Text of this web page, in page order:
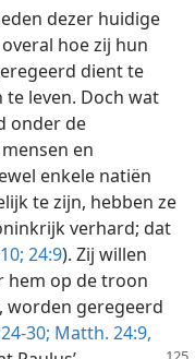
dezer huidige
hoe zij hun
dient te
leven. Doch wat
onder de
en
enkele natiën
te zijn, hebben ze
verhard; dat
24:9). Zij willen
hem op de troon
worden geregeerd
30; Matth. 24:9,